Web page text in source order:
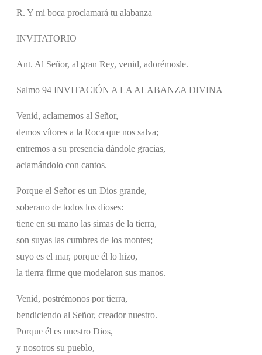
R. Y mi boca proclamará tu alabanza
INVITATORIO
Ant. Al Señor, al gran Rey, venid, adorémosle.
Salmo 94 INVITACIÓN A LA ALABANZA DIVINA
Venid, aclamemos al Señor,
demos vítores a la Roca que nos salva;
entremos a su presencia dándole gracias,
aclamándolo con cantos.
Porque el Señor es un Dios grande,
soberano de todos los dioses:
tiene en su mano las simas de la tierra,
son suyas las cumbres de los montes;
suyo es el mar, porque él lo hizo,
la tierra firme que modelaron sus manos.
Venid, postrémonos por tierra,
bendiciendo al Señor, creador nuestro.
Porque él es nuestro Dios,
y nosotros su pueblo,